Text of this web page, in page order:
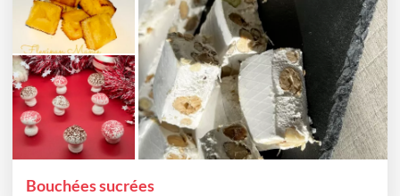
Bouchées sucrées